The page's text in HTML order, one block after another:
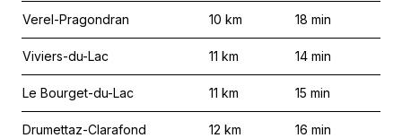
Verel-Pragondran 10 km 18 min
Viviers-du-Lac 11 km 14 min
Le Bourget-du-Lac 11 km 15 min
Drumettaz-Clarafond 12 km 16 min